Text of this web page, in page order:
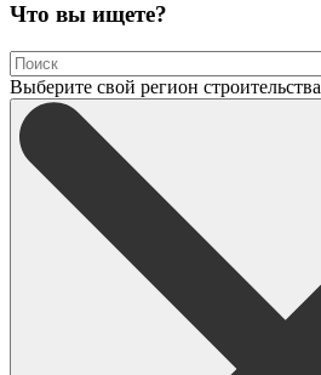
Что вы ищете?
Выберите свой регион строительства